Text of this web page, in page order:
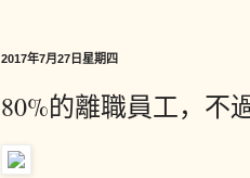
2017年7月27日星期四
80%的離職員工，不